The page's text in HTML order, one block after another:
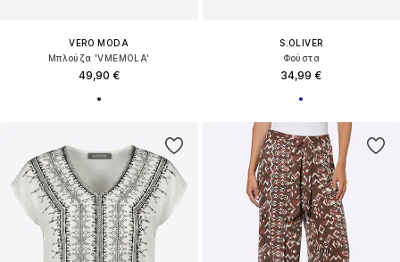
VERO MODA
Μπλούζα 'VMEMOLA'
49,90 €
S.OLIVER
Φούστα
34,99 €